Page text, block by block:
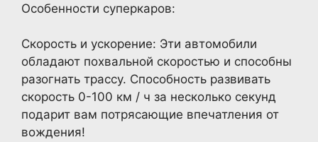
Особенности суперкаров:
Скорость и ускорение: Эти автомобили
обладают похвальной скоростью и способны
разогнать трассу. Способность развивать
скорость 0-100 км / ч за несколько секунд
подарит вам потрясающие впечатления от
вождения!